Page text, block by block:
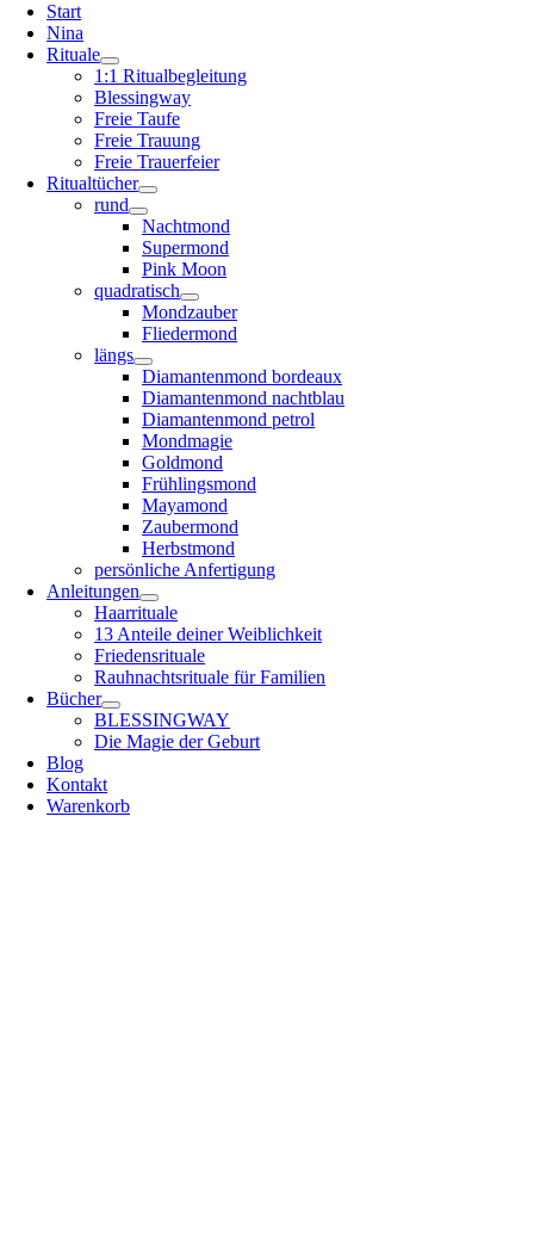
Start
Nina
Rituale
1:1 Ritualbegleitung
Blessingway
Freie Taufe
Freie Trauung
Freie Trauerfeier
Ritualtücher
rund
Nachtmond
Supermond
Pink Moon
quadratisch
Mondzauber
Fliedermond
längs
Diamantenmond bordeaux
Diamantenmond nachtblau
Diamantenmond petrol
Mondmagie
Goldmond
Frühlingsmond
Mayamond
Zaubermond
Herbstmond
persönliche Anfertigung
Anleitungen
Haarrituale
13 Anteile deiner Weiblichkeit
Friedensrituale
Rauhnachtsrituale für Familien
Bücher
BLESSINGWAY
Die Magie der Geburt
Blog
Kontakt
Warenkorb